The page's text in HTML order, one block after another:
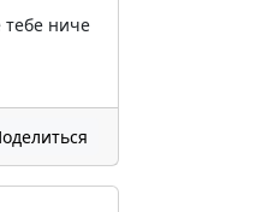
тебе ниче